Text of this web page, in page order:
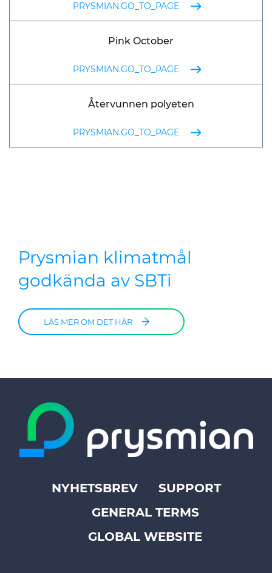
PRYSMIAN.GO_TO_PAGE
Pink October
PRYSMIAN.GO_TO_PAGE
Återvunnen polyeten
PRYSMIAN.GO_TO_PAGE
Prysmian klimatmål
godkända av SBTi
LÄS MER OM DET HÄR
FooterNYHETSBREV
SUPPORT
GENERAL TERMS
GLOBAL WEBSITE